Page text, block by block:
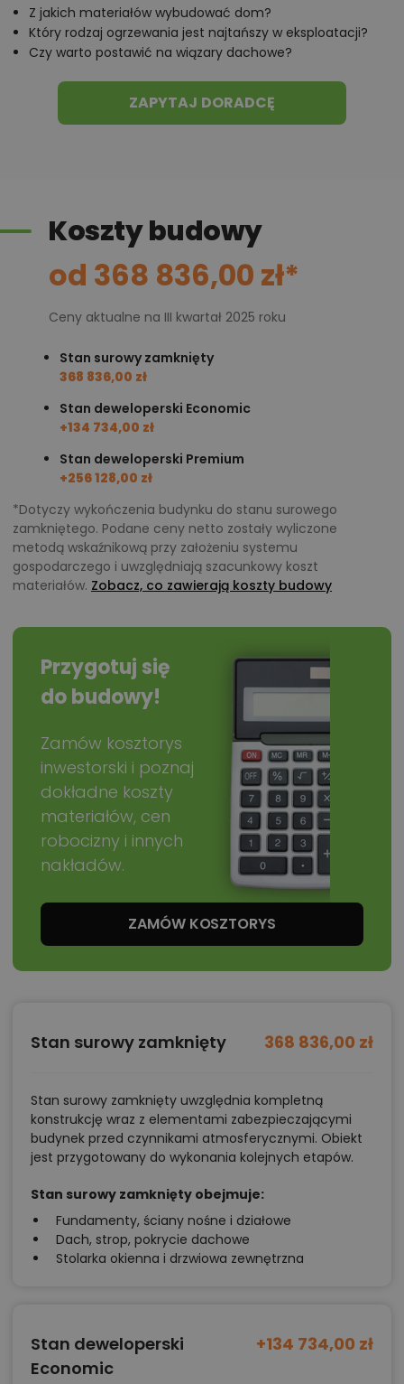
Projekt pod względem konstrukcyjnym spełnia
normy zgodne z Eurokodami.
Z jakich materiałów wybudować dom?
Który rodzaj ogrzewania jest najtańszy w eksploatacji?
Czy warto postawić na wiązary dachowe?
ZAPYTAJ DORADCĘ
Koszty budowy
od 368 836,00 zł*
Ceny aktualne na III kwartał 2025 roku
Stan surowy zamknięty
368 836,00 zł
Stan deweloperski Economic
+134 734,00 zł
Stan deweloperski Premium
+256 128,00 zł
*Dotyczy wykończenia budynku do stanu surowego
zamkniętego. Podane ceny netto zostały wyliczone
metodą wskaźnikową przy założeniu systemu
gospodarczego i uwzględniają szacunkowy koszt
materiałów. Zobacz, co zawierają koszty budowy
Przygotuj się
do budowy!
Zamów kosztorys
inwestorski i poznaj
dokładne koszty
materiałów, cen
robocizny i innych
nakładów.
ZAMÓW KOSZTORYS
Stan surowy zamknięty 368 836,00 zł
Stan surowy zamknięty uwzględnia kompletną
konstrukcję wraz z elementami zabezpieczającymi
budynek przed czynnikami atmosferycznymi. Obiekt
jest przygotowany do wykonania kolejnych etapów.
Stan surowy zamknięty obejmuje:
Fundamenty, ściany nośne i działowe
Dach, strop, pokrycie dachowe
Stolarka okienna i drzwiowa zewnętrzna
Stan deweloperski
Economic
+134 734,00 zł